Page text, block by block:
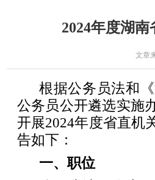
2024年度湖
文章
根据公务员法和
公务员公开遴选实施
开展2024年度省直机
告如下：
一、职位